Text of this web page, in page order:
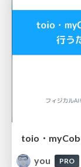
you
PRO